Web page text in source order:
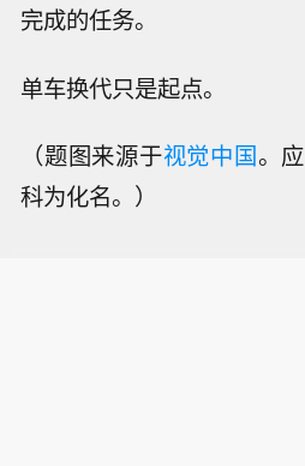
完成的任务。
单车换代只是起点。
（题图来源于视觉中国。
科为化名。）